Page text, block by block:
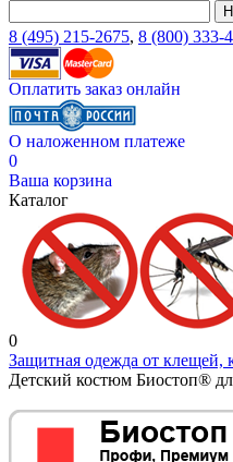
8 (495) 215-2675, 8 (800) 333-
Оплатить заказ онлайн
О наложенном платеже
0
Ваша корзина
Каталог
0
Защитная одежда от клещей,
Детский костюм Биостоп®